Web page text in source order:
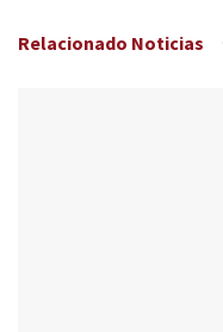
Relacionado Noticias